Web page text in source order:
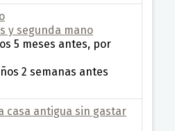
y segunda mano
5 meses antes, por
2 semanas antes
casa antigua sin gastar